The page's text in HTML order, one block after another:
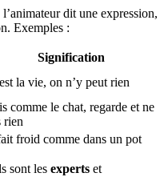
l’animateur dit une expression,
Exemples :
Signification
la vie, on n’y peut rien
comme le chat, regarde et ne
rien
froid comme dans un pot
sont les experts et